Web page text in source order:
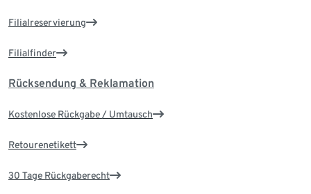
Filialreservierung
Filialfinder
Rücksendung & Reklamation
Kostenlose Rückgabe / Umtausch
Retourenetikett
30 Tage Rückgaberecht